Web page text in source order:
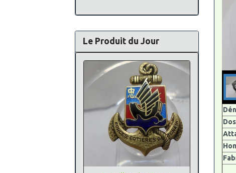
Dos
Le Produit du Jour